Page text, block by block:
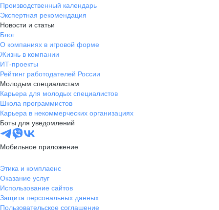
Производственный календарь
Экспертная рекомендация
Новости и статьи
Блог
О компаниях в игровой форме
Жизнь в компании
ИТ-проекты
Рейтинг работодателей России
Молодым специалистам
Карьера для молодых специалистов
Школа программистов
Карьера в некоммерческих организациях
Боты для уведомлений
Мобильное приложение
Этика и комплаенс
Оказание услуг
Использование сайтов
Защита персональных данных
Пользовательское соглашение